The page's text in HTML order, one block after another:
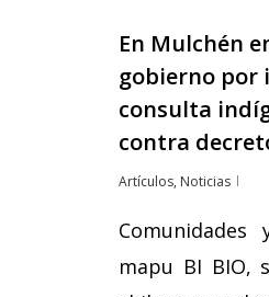
En Mulchén
gobierno por
consulta
contra
Artículos, Noticias
Comunidades
mapu BI BIO,